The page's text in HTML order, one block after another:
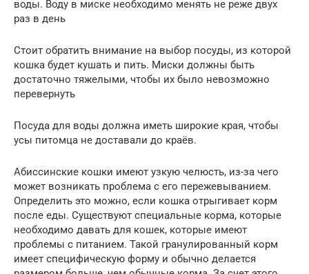
воды. Воду в миске необходимо менять не реже двух
раз в день
Стоит обратить внимание на выбор посуды, из которой
кошка будет кушать и пить. Миски должны быть
достаточно тяжелыми, чтобы их было невозможно
перевернуть
Посуда для воды должна иметь широкие края, чтобы
усы питомца не доставали до краёв.
Абиссинские кошки имеют узкую челюсть, из-за чего
может возникать проблема с его пережевыванием.
Определить это можно, если кошка отрыгивает корм
после еды. Существуют специальные корма, которые
необходимо давать для кошек, которые имеют
проблемы с питанием. Такой гранулированный корм
имеет специфическую форму и обычно делается